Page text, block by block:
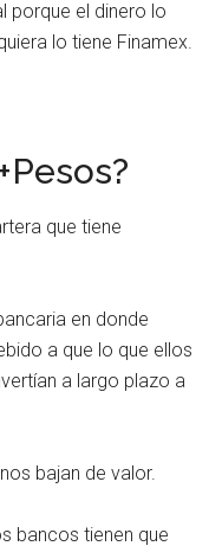
porque el dinero lo
lo tiene Finamex.
que tiene
en donde
a que lo que ellos
a largo plazo a
bajan de valor.
bancos tienen que